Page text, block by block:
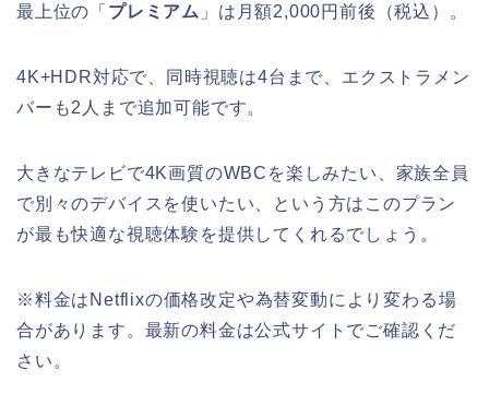
最上位の「 プレミアム 」は月額2,000円前後（税込）。
4K+HDR対応で、同時視聴は4台まで、エクストラメン
バーも2人まで追加可能です。
大きなテレビで4K画質のWBCを楽しみたい、家族全員
で別々のデバイスを使いたい、という方はこのプラン
が最も快適な視聴体験を提供してくれるでしょう。
※料金はNetflixの価格改定や為替変動により変わる場
合があります。最新の料金は公式サイトでご確認くだ
さい。